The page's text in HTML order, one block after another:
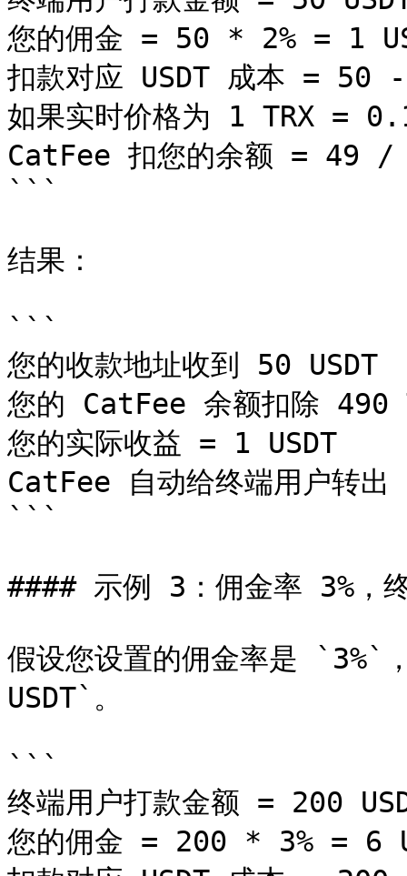
您的佣金 = 50 * 2% = 1
扣款对应 USDT 成本 = 50
如果实时价格为 1 TRX =
CatFee 扣您的余额 = 49
```
结果：
```
您的收款地址收到 50 USDT
您的 CatFee 余额扣除 490
您的实际收益 = 1 USDT
CatFee 自动给终端用户转出
```
#### 示例 3：佣金率 3%，
假设您设置的佣金率是 `3%`
USDT`。
```
终端用户打款金额 = 200
您的佣金 = 200 * 3% = 6